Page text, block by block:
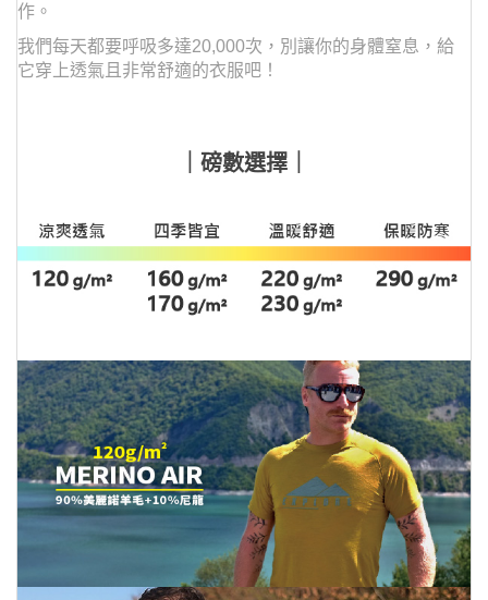
作。
我們每天都要呼吸多達20,000次， 別讓你的身體窒息，給
它穿上透氣且非常舒適的衣服吧！
｜磅數選擇｜